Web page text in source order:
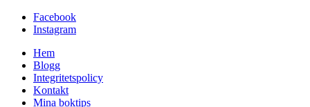
Facebook
Instagram
Hem
Blogg
Integritetspolicy
Kontakt
Mina boktips